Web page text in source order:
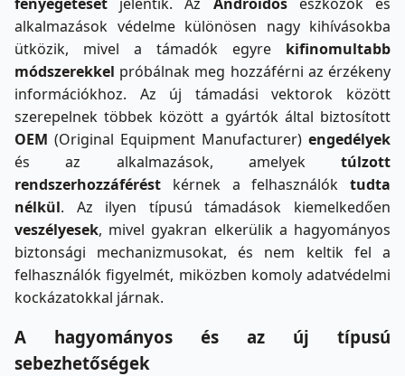
alkalmazások védelme különösen nagy kihívásokba
ütközik, mivel a támadók egyre kifinomultabb
módszerekkel próbálnak meg hozzáférni az érzékeny
információkhoz. Az új támadási vektorok között
szerepelnek többek között a gyártók által biztosított
OEM (Original Equipment Manufacturer) engedélyek
és az alkalmazások, amelyek túlzott
rendszerhozzáférést kérnek a felhasználók tudta
nélkül. Az ilyen típusú támadások kiemelkedően
veszélyesek, mivel gyakran elkerülik a hagyományos
biztonsági mechanizmusokat, és nem keltik fel a
felhasználók figyelmét, miközben komoly adatvédelmi
kockázatokkal járnak.
A hagyományos és az új típusú
sebezhetőségek